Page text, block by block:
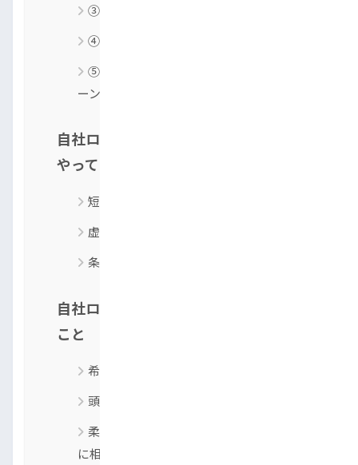
③申告内容に嘘や矛盾があった
④保証人が用意できなかった
⑤そもそも「審査基準が厳しい」自社ロ
ーン店だった
自社ローンの審査に落ちたときに絶対に
やってはいけないこと
短期間で複数店舗に申し込む
虚偽申告で再挑戦する
条件を確認せず即契約する
自社ローン審査に落ちた直後にやるべき
こと
希望車種のランク（予算）を見直す
頭金を用意する・保証人を立てる
柔軟な審査を行う優良店「トップラン」
に相談する